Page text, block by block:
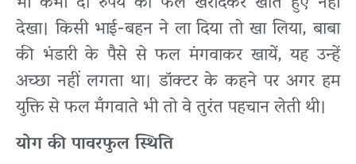
देखा। किसी भाई-बहन ने ला दिया तो खा लिया, बाबा
की भंडारी के पैसे से फल मंगवाकर खायें, यह उन्हें
अच्छा नहीं लगता था। डॉक्टर के कहने पर अगर हम
युक्ति से फल मँगवाते भी तो वे तुरंत पहचान लेती थी।
योग की पावरफुल स्थिति